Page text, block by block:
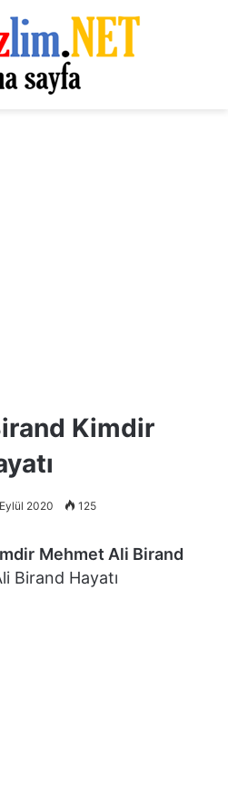
Kimdir
2020 125
Mehmet Ali Birand
Birand Hayatı